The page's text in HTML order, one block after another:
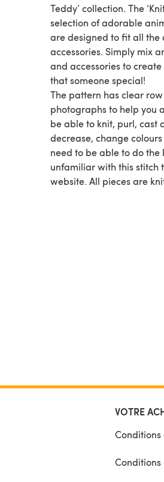
Teddy’ collection. The
selection of adorable
are designed to fit all the
accessories. Simply mix
and accessories to
that someone special!
The pattern has clear
photographs to help you
be able to knit, purl, cast
decrease, change
need to be able to do
unfamiliar with this stitch
website. All pieces are
VOTRE
Conditions